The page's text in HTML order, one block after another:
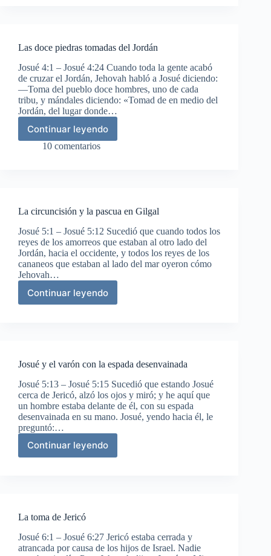
Las doce piedras tomadas del Jordán
Josué 4:1 – Josué 4:24 Cuando toda la gente acabó
de cruzar el Jordán, Jehovah habló a Josué diciendo:
—Toma del pueblo doce hombres, uno de cada
tribu, y mándales diciendo: «Tomad de en medio del
Jordán, del lugar donde…
Continuar leyendo
Las
doce
10 comentarios
La circuncisión y la pascua en Gilgal
Josué 5:1 – Josué 5:12 Sucedió que cuando todos los
reyes de los amorreos que estaban al otro lado del
Jordán, hacia el occidente, y todos los reyes de los
cananeos que estaban al lado del mar oyeron cómo
Jehovah…
Continuar leyendo
La
Gilgal
Josué y el varón con la espada desenvainada
Josué 5:13 – Josué 5:15 Sucedió que estando Josué
cerca de Jericó, alzó los ojos y miró; y he aquí que
un hombre estaba delante de él, con su espada
desenvainada en su mano. Josué, yendo hacia él, le
preguntó:…
Continuar leyendo
Josué
espada
desenvainada
La toma de Jericó
Josué 6:1 – Josué 6:27 Jericó estaba cerrada y
atrancada por causa de los hijos de Israel. Nadie